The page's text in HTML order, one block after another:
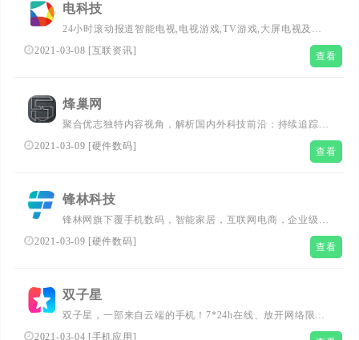
电科技
24小时滚动报道智能电视,电视游戏,TV游戏,大屏电视及数
码行业新闻，电科技致力于提供最及时权威的产业及事件报
2021-03-08 [互联资讯] 查看
烽巢网
聚合优志独特内容视角，解析国内外科技前沿：持续追踪
TMT报道、加码人工智能、无人驾驶、无人零售、手机、游
2021-03-09 [硬件数码] 查看
锋林科技
锋林网旗下覆手机数码，智能家居，互联网电商，企业级和
汽车等五大科技领域，旨在为用户提供刚更新鲜的科技新动
态，囊括你闻所未闻的最丰富数码资讯，触所未触最抢鲜产
2021-03-09 [硬件数码] 查看
双子星
双子星，一部来自云端的手机！7*24h在线、放开网络限
制、不占本机资源、性能强悍; 真机畅玩、火力全开大号带
2021-03-04 [手机应用]